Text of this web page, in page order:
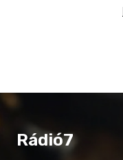
Rádió7